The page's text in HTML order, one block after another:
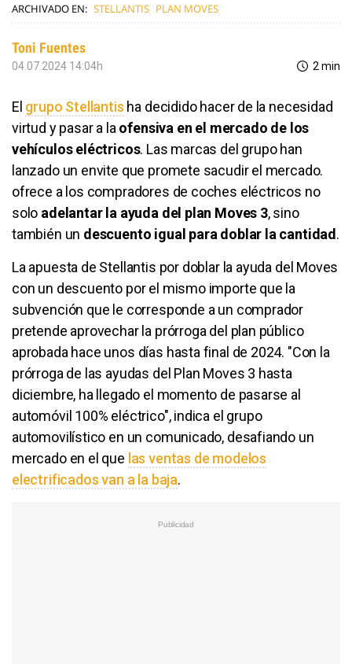
ARCHIVADO EN: STELLANTIS PLAN MOVES
Toni Fuentes
04.07.2024 14:04h 2 min
El grupo Stellantis ha decidido hacer de la necesidad
virtud y pasar a la ofensiva en el mercado de los
vehículos eléctricos. Las marcas del grupo han
lanzado un envite que promete sacudir el mercado.
ofrece a los compradores de coches eléctricos no
solo adelantar la ayuda del plan Moves 3, sino
también un descuento igual para doblar la cantidad.
La apuesta de Stellantis por doblar la ayuda del Moves
con un descuento por el mismo importe que la
subvención que le corresponde a un comprador
pretende aprovechar la prórroga del plan público
aprobada hace unos días hasta final de 2024. "Con la
prórroga de las ayudas del Plan Moves 3 hasta
diciembre, ha llegado el momento de pasarse al
automóvil 100% eléctrico", indica el grupo
automovilístico en un comunicado, desafiando un
mercado en el que las ventas de modelos
electrificados van a la baja.